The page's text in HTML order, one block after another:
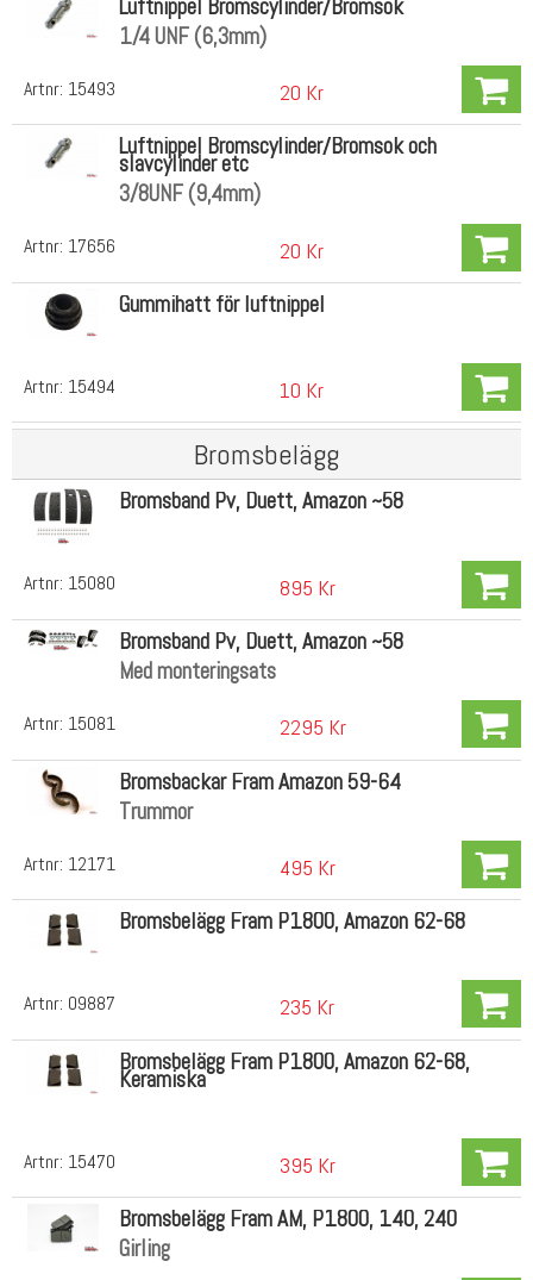
Artnr: 15493
Luftnippel Bromscylinder/Bromsok
1/4 UNF (6,3mm)
20 Kr
Artnr: 17656
Luftnippel Bromscylinder/Bromsok och
slavcylinder etc
3/8UNF (9,4mm)
20 Kr
Artnr: 15494
Gummihatt för luftnippel
10 Kr
Bromsbelägg
Artnr: 15080
Bromsband Pv, Duett, Amazon ~58
895 Kr
Artnr: 15081
Bromsband Pv, Duett, Amazon ~58
Med monteringsats
2295 Kr
Artnr: 12171
Bromsbackar Fram Amazon 59-64
Trummor
495 Kr
Artnr: 09887
Bromsbelägg Fram P1800, Amazon 62-68
235 Kr
Artnr: 15470
Bromsbelägg Fram P1800, Amazon 62-68,
Keramiska
395 Kr
Bromsbelägg Fram AM, P1800, 140, 240
Girling